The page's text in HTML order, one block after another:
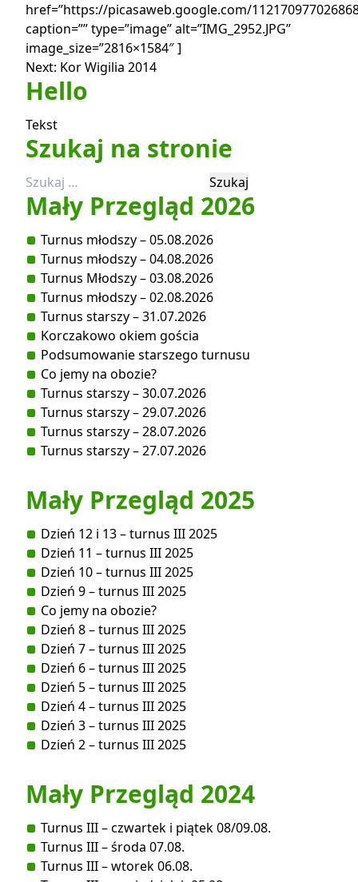
href=”https://picasaweb.google.com/
caption=”” type=”image” alt=”IMG_2952.JPG”
image_size=”2816×1584″ ]
Nawigacja
wpisu
Next: Kor Wigilia 2014
Hello
Tekst
Szukaj na stronie
Szukaj:
Mały Przegląd 2026
Turnus młodszy – 05.08.2026
Turnus młodszy – 04.08.2026
Turnus Młodszy – 03.08.2026
Turnus młodszy – 02.08.2026
Turnus starszy – 31.07.2026
Korczakowo okiem gościa
Podsumowanie starszego turnusu
Co jemy na obozie?
Turnus starszy – 30.07.2026
Turnus starszy – 29.07.2026
Turnus starszy – 28.07.2026
Turnus starszy – 27.07.2026
Mały Przegląd 2025
Dzień 12 i 13 – turnus III 2025
Dzień 11 – turnus III 2025
Dzień 10 – turnus III 2025
Dzień 9 – turnus III 2025
Co jemy na obozie?
Dzień 8 – turnus III 2025
Dzień 7 – turnus III 2025
Dzień 6 – turnus III 2025
Dzień 5 – turnus III 2025
Dzień 4 – turnus III 2025
Dzień 3 – turnus III 2025
Dzień 2 – turnus III 2025
Mały Przegląd 2024
Turnus III – czwartek i piątek 08/09.08.
Turnus III – środa 07.08.
Turnus III – wtorek 06.08.